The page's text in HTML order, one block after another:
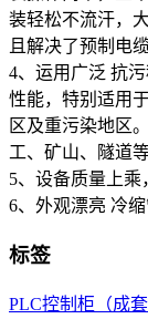
装轻松不流汗，
且解决了预制电
4、运用广泛 抗
性能，特别适用
区及重污染地区
工、矿山、隧道
5、设备质量上乘
6、外观漂亮 冷
标签
PLC控制柜（成套